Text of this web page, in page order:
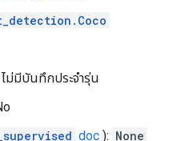
ม่มีบันทึกประจำรุ่น
doc ): None